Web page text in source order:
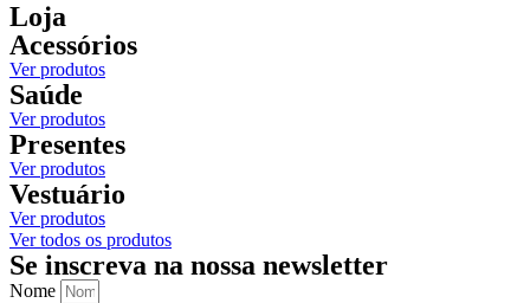
Loja
Acessórios
Ver produtos
Saúde
Ver produtos
Presentes
Ver produtos
Vestuário
Ver produtos
Ver todos os produtos
Se inscreva na nossa newsletter
Nome